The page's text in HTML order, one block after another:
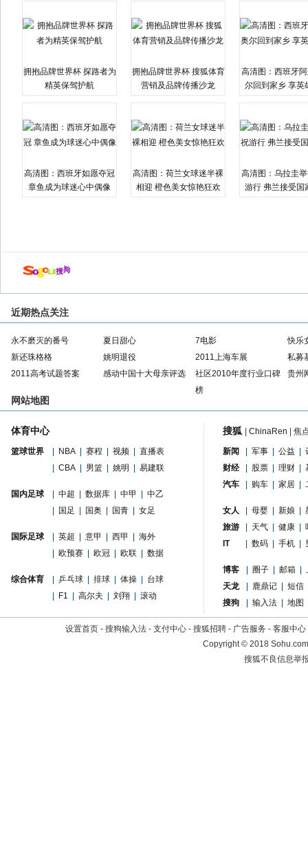
拥抱品牌世界杯 探路者为
精英保驾护航
拥抱品牌世界杯 搜狐体育
营销及品牌传播沙龙
高清图：西班牙
尔回到家乡 享英
高清图：西班牙如愿夺冠
章鱼成为球迷心中偶像
高清图：荷兰女球迷半裸
相迎 橙色美女惊艳狂欢
高清图：乌拉圭
游行 弗兰接受国
近期热点关注
永不磨灭的番号 夏日甜心 7电影
快乐
新还珠格格
姚明退役 2011上海车展
私募
2011高考试题答案
感动中国十大母亲评选
社区2010年度行业口碑
榜
贵州
网站地图
体育中心
篮球世界 NBA 赛程 视频
直播表
CBA 男篮 姚明 易建联
国内足球 中超 数据库 中甲
中乙
国足 国奥 国青 女足
国际足球 英超 意甲 西甲
海外
欧预赛 欧冠 欧联 数据
综合体育 乒乓球 排球 体操
台球
F1 高尔夫 刘翔 滚动
搜狐 ChinaRen 焦
新闻 军事 公益
财经
股票 理财
汽车
购车 家居
女人 母婴 新娘
旅游
天气 健康
IT
数码 手机
博客 圈子 邮箱
天龙
鹿鼎记
短信
搜狗
输入法 地图
设置首页 - 搜狗输入法 - 支付中心 - 搜狐招聘 - 广告服务 - 客服中心
Copyright©2018
搜狐不良信息举